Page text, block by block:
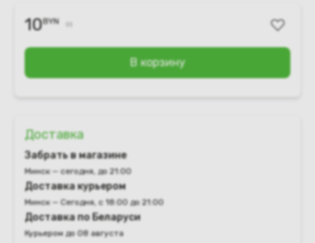
10BYN
В корзину
Доставка
Забрать в магазине
Минск — сегодня, до 21:00
Доставка курьером
Минск — Сегодня, с 18:00 до 21:00
Доставка по Беларуси
Курьером до 08 августа